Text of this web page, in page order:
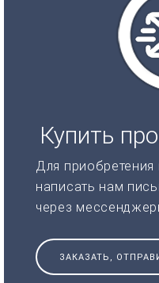
Купить
Для
написать нам
через
ЗАКАЗАТЬ,